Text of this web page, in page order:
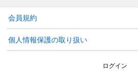
会員規約
個人情報保護の取り扱い
ログイン